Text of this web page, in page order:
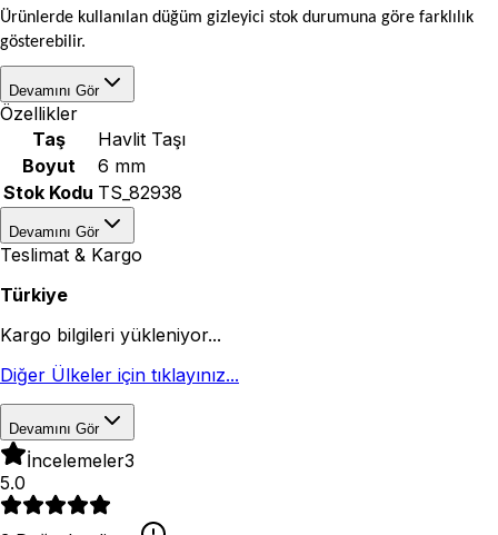
Ürünlerde kullanılan düğüm gizleyici stok durumuna göre farklılık
gösterebilir.
Devamını Gör
Özellikler
Taş
Havlit Taşı
Boyut
6 mm
Stok Kodu TS_82938
Devamını Gör
Teslimat & Kargo
Türkiye
Kargo bilgileri yükleniyor...
Diğer Ülkeler için tıklayınız...
Devamını Gör
İncelemeler3
5.0